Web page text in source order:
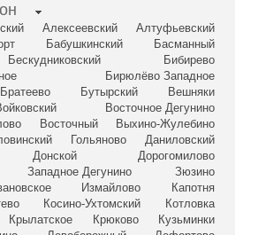
Алексеевский
Алтуфьевский
Бабушкинский
Басманный
Бескудниковский
Бибирево
Бирюлёво Западное
Братеево Бутырский
Вешняки
Восточное Дегунино
Восточный
Выхино-Жулебино
Гольяново
Даниловский
Донской
Дорогомилово
Западное Дегунино
Зюзино
Измайлово
Капотня
Косино-Ухтомский
Котловка
Крылатское Крюково
Кузьминки